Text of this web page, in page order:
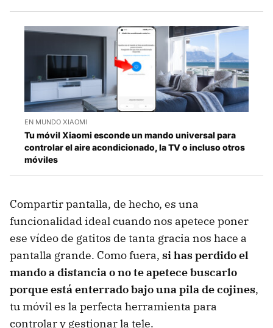
EN MUNDO XIAOMI
Tu móvil Xiaomi esconde un mando universal para
controlar el aire acondicionado, la TV o incluso otros
móviles
Compartir pantalla, de hecho, es una
funcionalidad ideal cuando nos apetece poner
ese vídeo de gatitos de tanta gracia nos hace a
pantalla grande. Como fuera, si has perdido el
mando a distancia o no te apetece buscarlo
porque está enterrado bajo una pila de cojines,
tu móvil es la perfecta herramienta para
controlar y gestionar la tele.